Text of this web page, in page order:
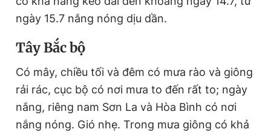
ngày 15.7 nắng nóng dịu dần.
Tây Bắc bộ
Có mây, chiều tối và đêm có mưa rào và giông
rải rác, cục bộ có nơi mưa to đến rất to; ngày
nắng, riêng nam Sơn La và Hòa Bình có nơi
nắng nóng. Gió nhẹ. Trong mưa giông có khả